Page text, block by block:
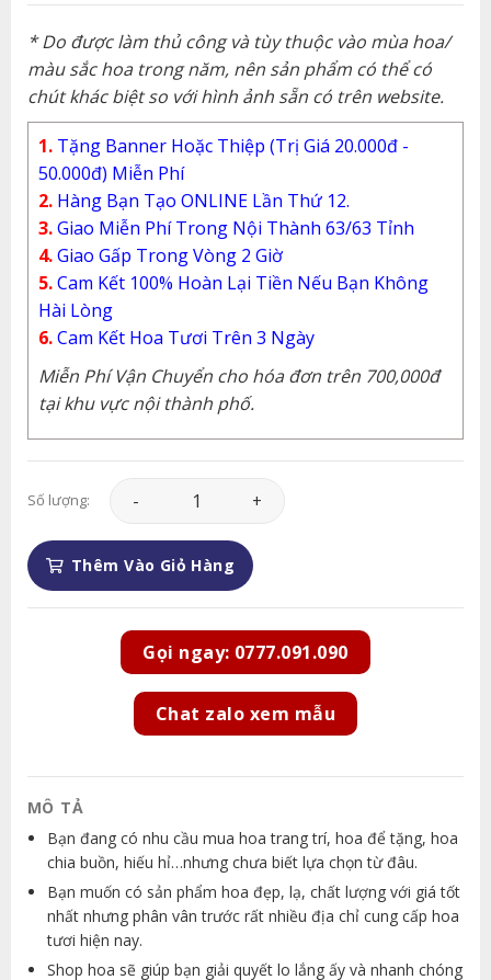
* Do được làm thủ công và tùy thuộc vào mùa hoa/
màu sắc hoa trong năm, nên sản phẩm có thể có
chút khác biệt so với hình ảnh sẵn có trên website.
1. Tặng Banner Hoặc Thiệp (Trị Giá 20.000đ -
50.000đ) Miễn Phí
2. Hàng Bạn Tạo ONLINE Lần Thứ 12.
3.Giao Miễn Phí Trong Nội Thành 63/63 Tỉnh
4.Giao Gấp Trong Vòng 2 Giờ
5.Cam Kết 100% Hoàn Lại Tiền Nếu Bạn Không
Hài Lòng
6.Cam Kết Hoa Tươi Trên 3 Ngày
Miễn Phí Vận Chuyển cho hóa đơn trên 700,000đ
tại khu vực nội thành phố.
Số lượng: Hoa Khai Trương - HKT053 số lượng
Thêm Vào Giỏ Hàng
Gọi ngay: 0777.091.090
Chat zalo xem mẫu
MÔ TẢ
Bạn đang có nhu cầu mua hoa trang trí, hoa để tặng, hoa
chia buồn, hiếu hỉ…nhưng chưa biết lựa chọn từ đâu.
Bạn muốn có sản phẩm hoa đẹp, lạ, chất lượng với giá tốt
nhất nhưng phân vân trước rất nhiều địa chỉ cung cấp hoa
tươi hiện nay.
Shop hoa sẽ giúp bạn giải quyết lo lắng ấy và nhanh chóng